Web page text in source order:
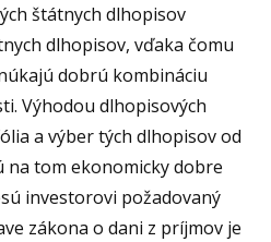
štátnych dlhopisov
dlhopisov, vďaka čomu
dobrú kombináciu
Výhodou dlhopisových
a výber tých dlhopisov od
tom ekonomicky dobre
investorovi požadovaný
zákona o dani z príjmov je